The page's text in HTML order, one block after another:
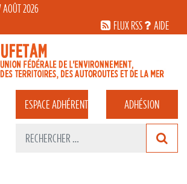
AOÛT 2026
FLUX RSS
AIDE
ESPACEADHÉRENT ADHÉSION